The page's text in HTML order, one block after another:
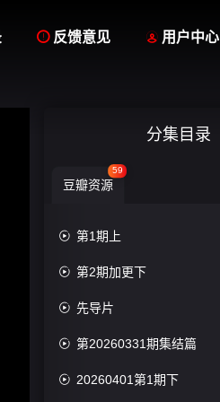
 反馈意见  用户中心
分集目录
豆瓣资源
59
 第1期上
 第2期加更下
 先导片
 第20260331期集结篇
 20260401第1期下